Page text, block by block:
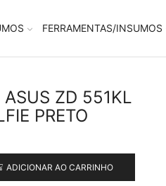
FERRAMENTAS/INSUMOS
ZD 551KL
PRETO
ADICIONAR AO CARRINHO